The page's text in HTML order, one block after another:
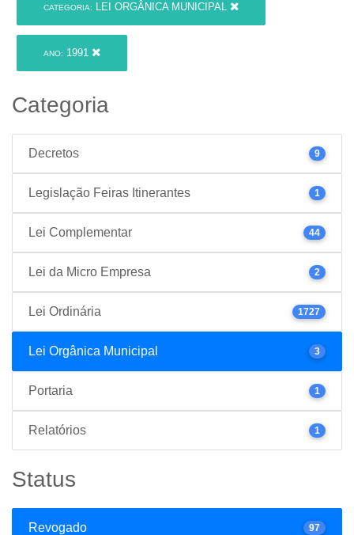
CATEGORIA: LEI ORGÂNICA MUNICIPAL
ANO: 1991
Categoria
Decretos 9
Legislação Feiras Itinerantes 1
Lei Complementar 44
Lei da Micro Empresa 2
Lei Ordinária 1727
Lei Orgânica Municipal 3
Portaria 1
Relatórios 1
Status
Revogado 97